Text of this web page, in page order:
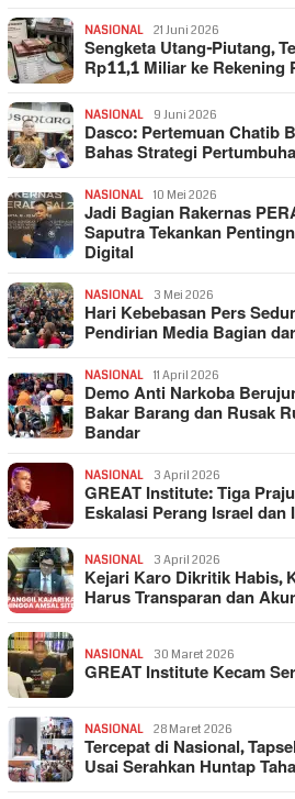
NASIONAL 21 Juni 2026
Sengketa Utang-Piutang,
Rp11,1 Miliar ke Rekening
NASIONAL 9 Juni 2026
Dasco: Pertemuan Chatib
Bahas Strategi
NASIONAL 10 Mei 2026
Jadi Bagian Rakernas
Saputra Tekankan
Digital
NASIONAL 3 Mei 2026
Hari Kebebasan Pers
Pendirian Media Bagian
NASIONAL 11 April 2026
Demo Anti Narkoba
Bakar Barang dan Rusak
Bandar
NASIONAL 3 April 2026
GREAT Institute: Tiga
Eskalasi Perang Israel dan
NASIONAL 3 April 2026
Kejari Karo Dikritik Habis,
Harus Transparan dan
NASIONAL 30 Maret 2026
GREAT Institute Kecam
NASIONAL 28 Maret 2026
Tercepat di Nasional,
Usai Serahkan Huntap